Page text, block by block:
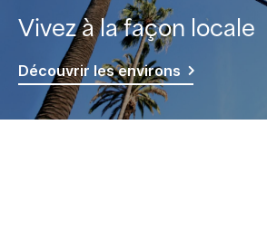
Vivez à la façon locale
Découvrir les environs